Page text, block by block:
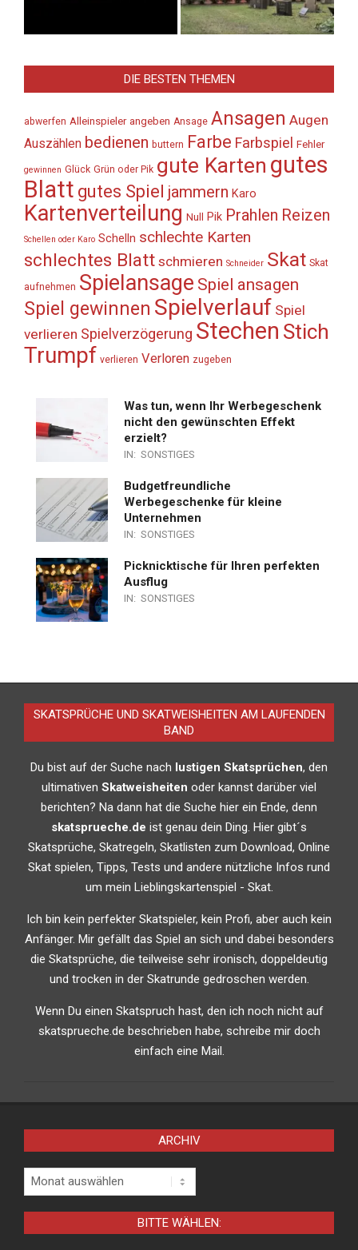
DIE BESTEN THEMEN
abwerfen Alleinspieler angeben Ansage Ansagen Augen
Auszählen bedienen buttern Farbe Farbspiel Fehler
gewinnen Glück Grün oder Pik gute Karten gutes
Blatt gutes Spiel jammern Karo
Kartenverteilung Null Pik Prahlen Reizen
Schellen oder Karo Schelln schlechte Karten
schlechtes Blatt schmieren Schneider Skat Skat
aufnehmen Spielansage Spiel ansagen
Spiel gewinnen Spielverlauf Spiel
verlieren Spielverzögerung Stechen Stich
Trumpf verlieren Verloren zugeben
Was tun, wenn Ihr Werbegeschenk
nicht den gewünschten Effekt
erzielt?
IN: SONSTIGES
Budgetfreundliche
Werbegeschenke für kleine
Unternehmen
IN: SONSTIGES
Picknicktische für Ihren perfekten
Ausflug
IN: SONSTIGES
SKATSPRÜCHE UND SKATWEISHEITEN AM LAUFENDEN
BAND
Du bist auf der Suche nach lustigen Skatsprüchen, den
ultimativen Skatweisheiten oder kannst darüber viel
berichten? Na dann hat die Suche hier ein Ende, denn
skatsprueche.de ist genau dein Ding. Hier gibt´s
Skatsprüche, Skatregeln, Skatlisten zum Download, Online
Skat spielen, Tipps, Tests und andere nützliche Infos rund
um mein Lieblingskartenspiel - Skat.
Ich bin kein perfekter Skatspieler, kein Profi, aber auch kein
Anfänger. Mir gefällt das Spiel an sich und dabei besonders
die Skatsprüche, die teilweise sehr ironisch, doppeldeutig
und trocken in der Skatrunde gedroschen werden.
Wenn Du einen Skatspruch hast, den ich noch nicht auf
skatsprueche.de beschrieben habe, schreibe mir doch
einfach eine Mail.
ARCHIV
Archiv
BITTE WÄHLEN: